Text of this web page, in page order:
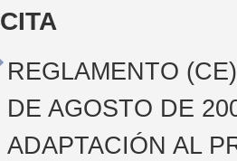
CITA
REGLAMENTO
DE AGOSTO DE
ADAPTACIÓN AL